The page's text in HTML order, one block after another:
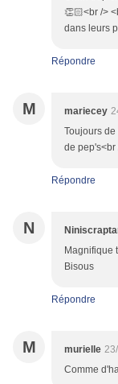
👏🏻<br />
dans leurs
Répondre
M mariecey
Toujours
de pep's<br
Répondre
N
Magnifique
Bisous
Répondre
M murielle
Comme